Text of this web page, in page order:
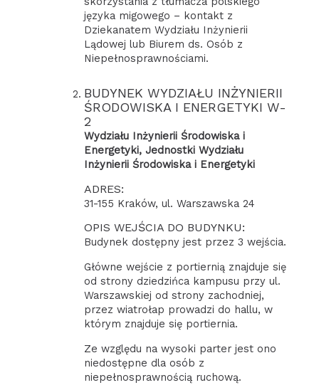
języka migowego – kontakt z
Dziekanatem Wydziału Inżynierii
Lądowej lub Biurem ds. Osób z
Niepełnosprawnościami.
BUDYNEK WYDZIAŁU INŻYNIERII
ŚRODOWISKA I ENERGETYKI W-
2
Wydziału Inżynierii Środowiska i
Energetyki, Jednostki Wydziału
Inżynierii Środowiska i Energetyki
ADRES:
31-155 Kraków, ul. Warszawska 24
OPIS WEJŚCIA DO BUDYNKU:
Budynek dostępny jest przez 3 wejścia.
Główne wejście z portiernią znajduje się
od strony dziedzińca kampusu przy ul.
Warszawskiej od strony zachodniej,
przez wiatrołap prowadzi do hallu, w
którym znajduje się portiernia.
Ze względu na wysoki parter jest ono
niedostępne dla osób z
niepełnosprawnością ruchową.